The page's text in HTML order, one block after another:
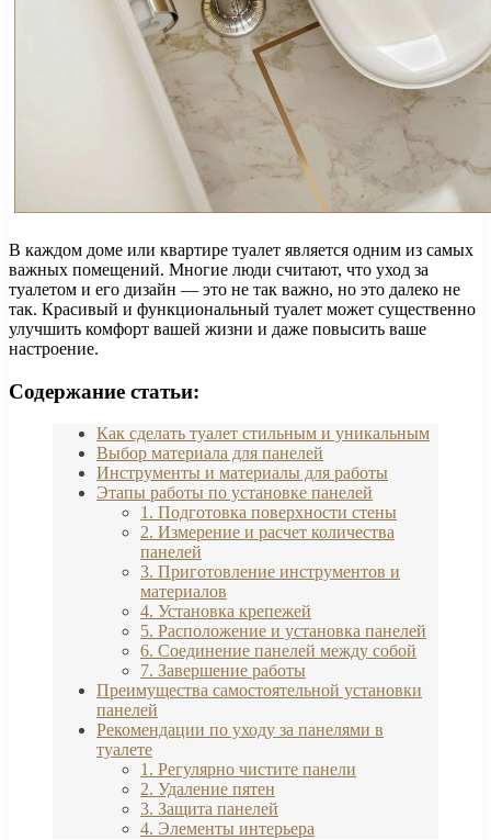
В каждом доме или квартире туалет является одним из самых
важных помещений. Многие люди считают, что уход за
туалетом и его дизайн — это не так важно, но это далеко не
так. Красивый и функциональный туалет может существенно
улучшить комфорт вашей жизни и даже повысить ваше
настроение.
Содержание статьи:
Как сделать туалет стильным и уникальным
Выбор материала для панелей
Инструменты и материалы для работы
Этапы работы по установке панелей
1. Подготовка поверхности стены
2. Измерение и расчет количества
панелей
3. Приготовление инструментов и
материалов
4. Установка крепежей
5. Расположение и установка панелей
6. Соединение панелей между собой
7. Завершение работы
Преимущества самостоятельной установки
панелей
Рекомендации по уходу за панелями в
туалете
1. Регулярно чистите панели
2. Удаление пятен
3. Защита панелей
4. Элементы интерьера